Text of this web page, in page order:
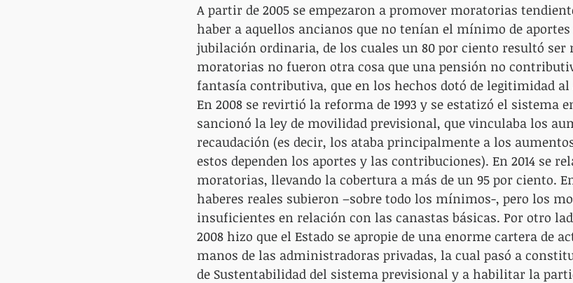
A partir de 2005 se empezaron a promover moratorias
haber a aquellos ancianos que no tenían el mínimo de
jubilación ordinaria, de los cuales un 80 por ciento resultó ser
moratorias no fueron otra cosa que una pensión no
fantasía contributiva, que en los hechos dotó de legitimidad al
En 2008 se revirtió la reforma de 1993 y se estatizó el sistema
sancionó la ley de movilidad previsional, que vinculaba los
recaudación (es decir, los ataba principalmente a los
estos dependen los aportes y las contribuciones). En 2014 se
moratorias, llevando la cobertura a más de un 95 por ciento.
haberes reales subieron –sobre todo los mínimos-, pero los
insuficientes en relación con las canastas básicas. Por otro
2008 hizo que el Estado se apropie de una enorme cartera de
manos de las administradoras privadas, la cual pasó a
de Sustentabilidad del sistema previsional y a habilitar la